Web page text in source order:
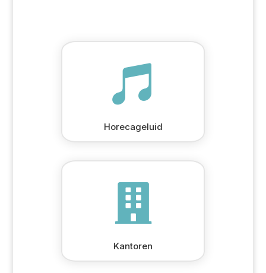

Horecageluid

Kantoren